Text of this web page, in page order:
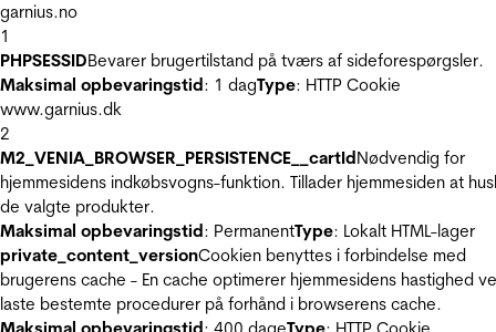
garnius.no
1
PHPSESSIDBevarer brugertilstand på tværs af sideforespørgsler.
Maksimal opbevaringstid: 1 dagType: HTTP Cookie
www.garnius.dk
2
M2_VENIA_BROWSER_PERSISTENCE__cartIdNødvendig for
hjemmesidens indkøbsvogns-funktion. Tillader hjemmesiden at
de valgte produkter.
Maksimal opbevaringstid: PermanentType: Lokalt HTML-lager
private_content_versionCookien benyttes i forbindelse med
brugerens cache - En cache optimerer hjemmesidens hastighed
laste bestemte procedurer på forhånd i browserens cache.